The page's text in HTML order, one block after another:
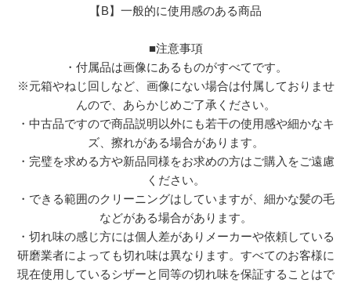
【B】一般的に使用感のある商品
■注意事項
・付属品は画像にあるものがすべてです。
※元箱やねじ回しなど、画像にない場合は付属しておりませ
んので、あらかじめご了承ください。
・中古品ですので商品説明以外にも若干の使用感や細かなキ
ズ、擦れがある場合があります。
・完璧を求める方や新品同様をお求めの方はご購入をご遠慮
ください。
・できる範囲のクリーニングはしていますが、細かな髪の毛
などがある場合があります。
・切れ味の感じ方には個人差がありメーカーや依頼している
研磨業者によっても切れ味は異なります。すべてのお客様に
現在使用しているシザーと同等の切れ味を保証することはで